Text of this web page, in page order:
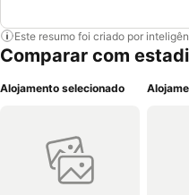
Este resumo foi criado por
Comparar com
Alojamento selecionado